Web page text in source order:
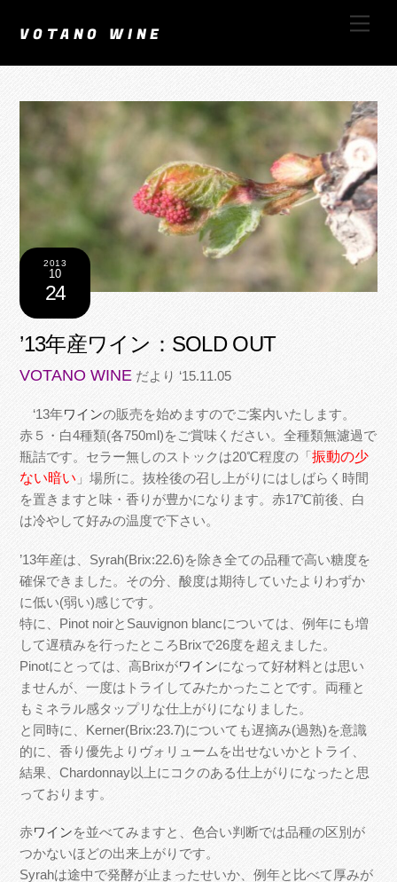
VOTANO WINE
2013
10
24
’13年産ワイン：SOLD OUT
VOTANO WINE だより ‘15.11.05
‘13年ワインの販売を始めますのでご案内いたします。
赤５・白4種類(各750ml)をご賞味ください。全種類無濾過で
瓶詰です。セラー無しのストックは20℃程度の「振動の少
ない暗い 」場所に。抜栓後の召し上がりにはしばらく時間
を置きますと味・香りが豊かになります。赤17℃前後、白
は冷やして好みの温度で下さい。
’13年産は、Syrah(Brix:22.6)を除き全ての品種で高い糖度を
確保できました。その分、酸度は期待していたよりわずか
に低い(弱い)感じです。
特に、Pinot noirとSauvignon blancについては、例年にも増
して遅積みを行ったところBrixで26度を超えました。
Pinotにとっては、高Brixがワインになって好材料とは思い
ませんが、一度はトライしてみたかったことです。両種と
もミネラル感タップリな仕上がりになりました。
と同時に、Kerner(Brix:23.7)についても遅摘み(過熟)を意識
的に、香り優先よりヴォリュームを出せないかとトライ、
結果、Chardonnay以上にコクのある仕上がりになったと思
っております。
赤ワインを並べてみますと、色合い判断では品種の区別が
つかないほどの出来上がりです。
Syrahは途中で発酵が止まったせいか、例年と比べて厚みが